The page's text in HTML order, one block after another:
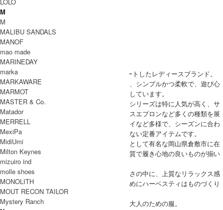
ブランド紹介
HARVESTY
「着る人の日常を豊かにする服。」
自らのスタイルをカテゴライズすること
「着る人の日常を豊かにする服。」
HARVESTY (ハーベスティ)は2015年にスタートしたレディースブランド。
自らのスタイルをカテゴライズすることなく、シンプルかつ柔軟で、遊び心
をもった大人のための服を作ることを目的としています。
ハーベスティを代表するアイテム、サーカスシリーズは特に人気が高く、サ
ーカスパンツ、サーカスキュロット、サーカスエプロンなど多くの種類を展
開。素材もデニムやチノクロス、コーデュロイなど多様で、シーズンに合わ
せて新素材も追加されるので今後も目が離せない定番アイテムです。
また、デニムに関しては本社がデニムの産地として有名な岡山県倉敷市に在
していることもあり、こだわりが強く、高品質で履き心地の良いものが揃い
ます。
毎日の時間の流れに自然に溶け込みシンプルさの中に、上質なリラックス感
を備えた長く愛用できる定番服を提案するためにハーベスティはものづくり
を続けています。
なく、シンプルかつ柔軟で、遊び心をもった大人のための服。
M
M
MALIBU SANDALS
MANOF
mao made
MARINEDAY
marka
MARKAWARE
MARMOT
MASTER & Co.
Matador
MERRELL
MexiPa
MidiUmi
Milton Keynes
mizuiro ind
molle shoes
MONOLITH
MOUT RECON TAILOR
Mystery Ranch